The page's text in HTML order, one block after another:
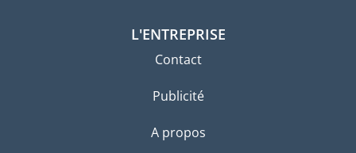
L'ENTREPRISE
Contact
Publicité
A propos